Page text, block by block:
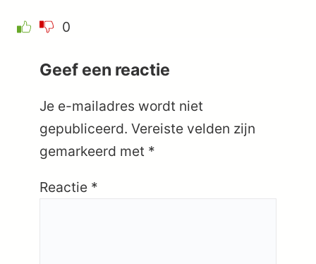
0
Geef een reactie
Je e-mailadres wordt niet
gepubliceerd. Vereiste velden zijn
gemarkeerd met *
Reactie *